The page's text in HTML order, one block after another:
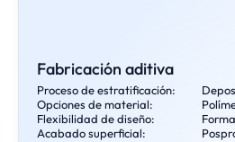
Fabricación aditiva
Proceso de estratificación:
Opciones de material:
Flexibilidad de diseño:
Acabado superficial: